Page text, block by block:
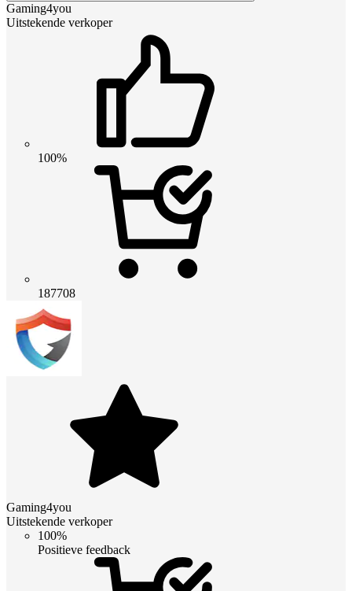
Gaming4you
Uitstekende verkoper
100%
187708
Gaming4you
Uitstekende verkoper
100%
Positieve feedback